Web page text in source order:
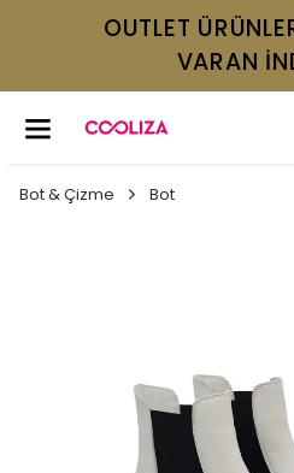
OUTLET
VARAN
Bot & Çizme Bot